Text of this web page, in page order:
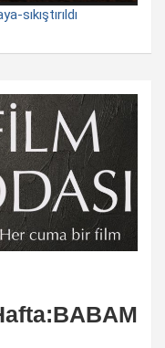
sıkıştırıldı